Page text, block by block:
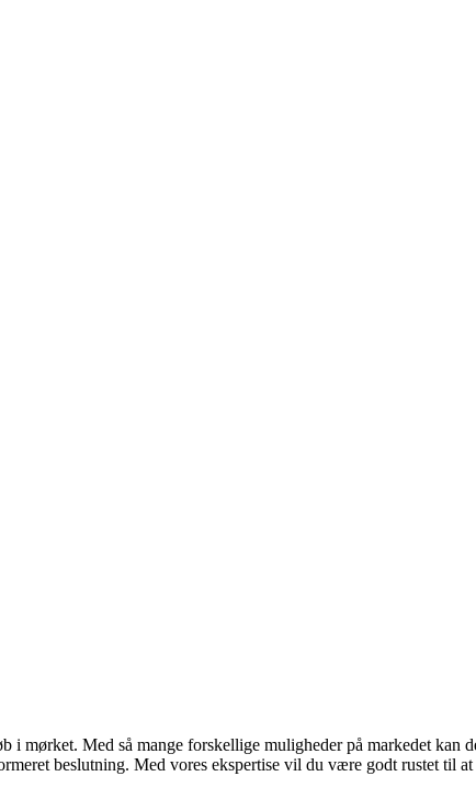
i mørket. Med så mange forskellige muligheder på markedet
beslutning. Med vores ekspertise vil du være godt rustet til